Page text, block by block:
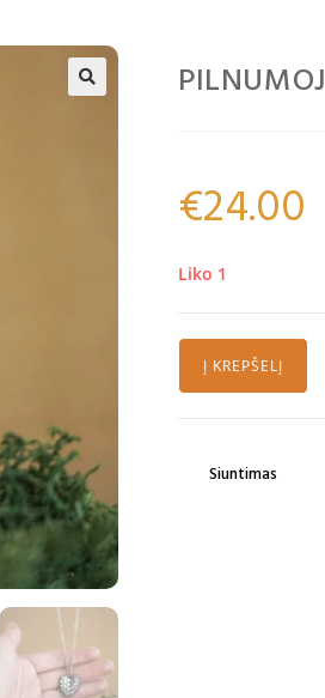
PILNUMOJ
€24.00
Liko 1
Į KREPŠELĮ
Siuntimas